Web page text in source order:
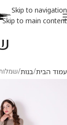
Skip to navigation
Skip to main content
עמוד הבית בנות